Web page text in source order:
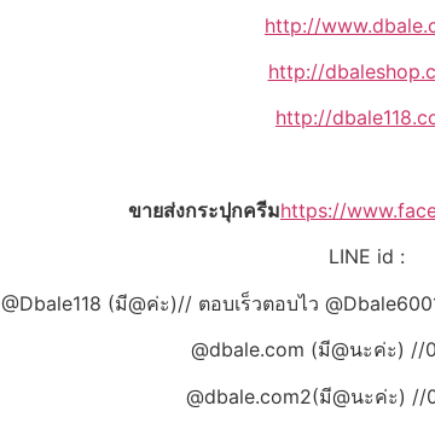
http://
http://
http://
ขายส่งกระปุกครีมhttps://
LINE id :
@Dbale118 (มี@ค่ะ)// ตอบเร็วตอบไว
@dbale.com (มี@นะค่ะ) //
@dbale.com2(มี@นะค่ะ)